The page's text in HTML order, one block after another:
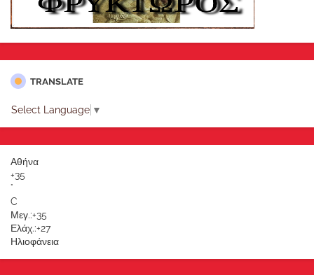
TRANSLATE
Select Language ▼
Αθήνα
+35
°
C
Μεγ.:+35
Ελάχ.:+27
Ηλιοφάνεια